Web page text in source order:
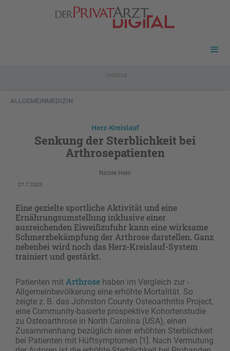
- ANZEIGE -
ALLGEMEINMEDIZIN
Herz-Kreislauf
Senkung der Sterblichkeit bei
Arthrosepatienten
Nicole Hein
27.7.2023
Eine gezielte sportliche Aktivität und eine
Ernährungsumstellung inklusive einer
ausreichenden Eiweißzufuhr kann eine wirksame
Schmerzbekämpfung der Arthrose darstellen. Ganz
nebenbei wird noch das Herz-Kreislauf-System
trainiert und gestärkt.
Patienten mit Arthrose haben im Vergleich zur ­
Allgemeinbevölkerung eine erhöhte Mortalität. So
zeigte z. B. das Johnston County Osteoarthritis Project,
eine Community-basierte prospektive Kohortenstudie
zu Osteoarthrose in North Carolina (USA), einen
Zusammenhang bezüglich einer erhöhten Sterblichkeit
bei Patienten mit Hüftsymptomen [1]. Nach Vermutung